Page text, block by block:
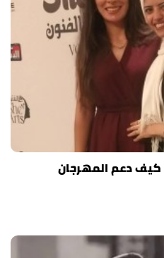
دعم المهرجان